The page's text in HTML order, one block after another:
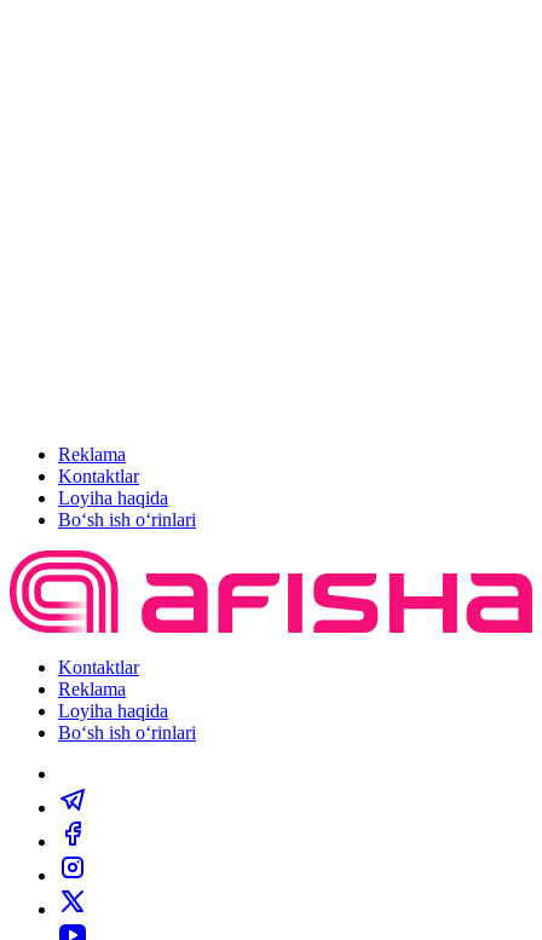
Reklama
Kontaktlar
Loyiha haqida
Bo‘sh ish o‘rinlari
Kontaktlar
Reklama
Loyiha haqida
Bo‘sh ish o‘rinlari